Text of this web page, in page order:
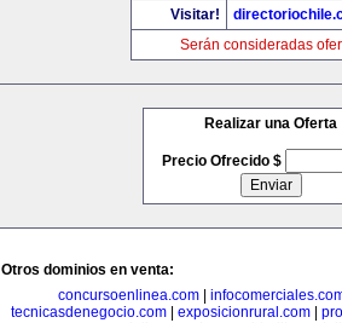
Visitar!
Serán consideradas
Realizar una Oferta
Precio Ofrecido $
Otros dominios en venta:
concursoenlinea.com|
tecnicasdenegocio.com
exposicionrural.com